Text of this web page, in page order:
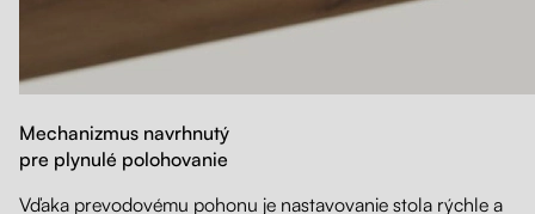
Mechanizmus navrhnutý
pre plynulé polohovanie
Vďaka prevodovému pohonu je nastavovanie stola rýchle a